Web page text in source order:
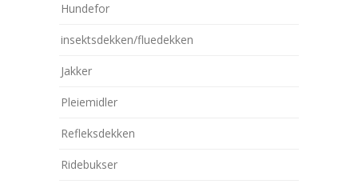
Hundefor
insektsdekken/fluedekken
Jakker
Pleiemidler
Refleksdekken
Ridebukser